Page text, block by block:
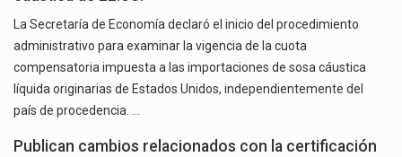
La Secretaría de Economía declaró el inicio del procedimiento
administrativo para examinar la vigencia de la cuota
compensatoria impuesta a las importaciones de sosa cáustica
líquida originarias de Estados Unidos, independientemente del
país de procedencia. …
Publican cambios relacionados con la certificación